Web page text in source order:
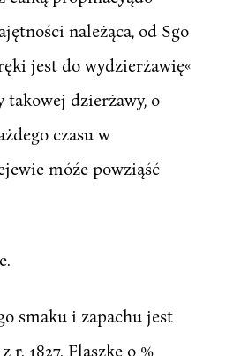
należąca, od Sgo
jest do wydzierżawię«
takowej dzierżawy, o
czasu w
móźe powziąść
smaku i zapachu jest
1827. Flaszkę o %